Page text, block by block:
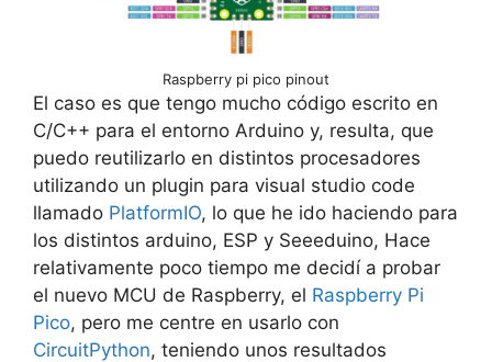
Raspberry pi pico pinout
El caso es que tengo mucho código escrito en
C/C++ para el entorno Arduino y, resulta, que
puedo reutilizarlo en distintos procesadores
utilizando un plugin para visual studio code
llamado PlatformIO, lo que he ido haciendo para
los distintos arduino, ESP y Seeeduino, Hace
relativamente poco tiempo me decidí a probar
el nuevo MCU de Raspberry, el Raspberry Pi
Pico, pero me centre en usarlo con
CircuitPython, teniendo unos resultados